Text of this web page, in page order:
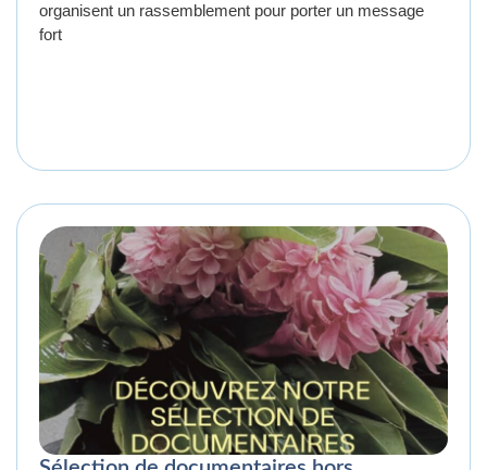
organisent un rassemblement pour porter un message
fort